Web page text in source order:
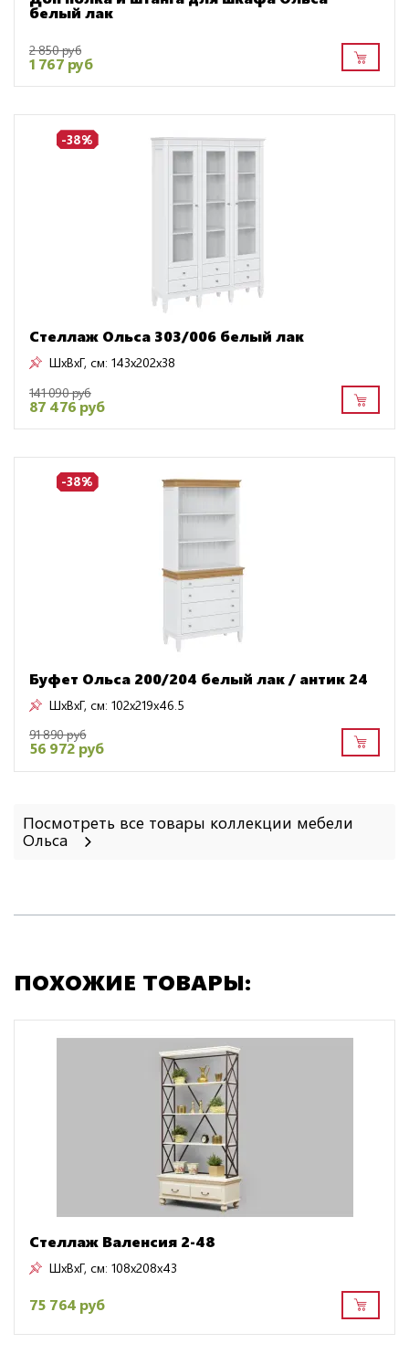
белый лак
2 850 руб
1 767 руб
-38%
Стеллаж Ольса 303/006 белый лак
ШxВxГ, см: 143x202x38
141 090 руб
87 476 руб
-38%
Буфет Ольса 200/204 белый лак / антик 24
ШxВxГ, см: 102x219x46.5
91 890 руб
56 972 руб
Посмотреть все товары коллекции мебели
Ольса
ПОХОЖИЕ ТОВАРЫ:
Стеллаж Валенсия 2-48
ШxВxГ, см: 108x208x43
75 764 руб